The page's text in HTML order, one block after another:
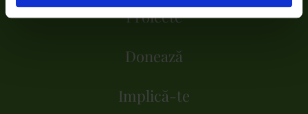
Proiecte
Donează
Implică-te